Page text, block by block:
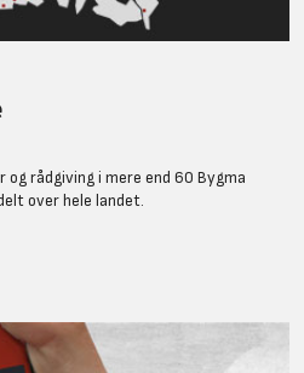
rådgiving i mere end 60 Bygma
over hele landet.